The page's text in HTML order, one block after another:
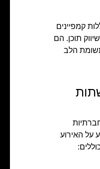
קמפיינים
תוכן. הם
הלב
על האירוע